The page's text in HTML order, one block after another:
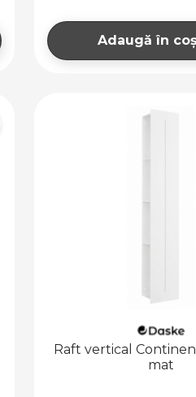
Adaugă în coș
Raft vertical
mat